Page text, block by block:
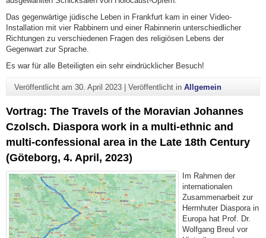
Das gegenwärtige jüdische Leben in Frankfurt kam in einer Video-
Installation mit vier Rabbinern und einer Rabinnerin unterschiedlicher
Richtungen zu verschiedenen Fragen des religiösen Lebens der
Gegenwart zur Sprache.
Es war für alle Beteiligten ein sehr eindrücklicher Besuch!
Veröffentlicht am 30. April 2023| Veröffentlicht in Allgemein
Vortrag: The Travels of the Moravian Johannes
Czolsch. Diaspora work in a multi-ethnic and
multi-confessional area in the Late 18th Century
(Göteborg, 4. April, 2023)
Im Rahmen der
internationalen
Zusammenarbeit zur
Herrnhuter Diaspora in
Europa hat Prof. Dr.
Wolfgang Breul vor